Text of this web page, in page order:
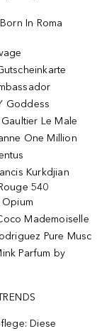
In Roma
Goddess
Le Male
One Million
Kurkdjian
540
Opium
Mademoiselle
Pure Musc
Parfum by
Diese